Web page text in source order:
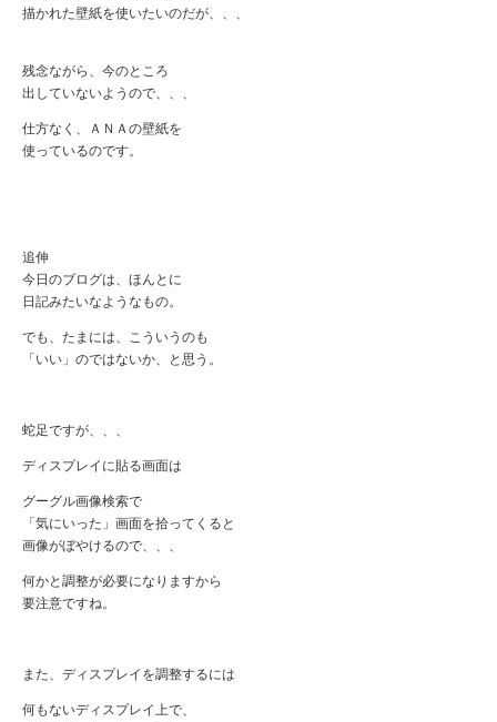
描かれた壁紙を使いたいのだが、、、
残念ながら、今のところ
出していないようので、、、
仕方なく、ＡＮＡの壁紙を
使っているのです。
追伸
今日のブログは、ほんとに
日記みたいなようなもの。
でも、たまには、こういうのも
「いい」のではないか、と思う。
蛇足ですが、、、
ディスプレイに貼る画面は
グーグル画像検索で
「気にいった」画面を拾ってくると
画像がぼやけるので、、、
何かと調整が必要になりますから
要注意ですね。
また、ディスプレイを調整するには
何もないディスプレイ上で、